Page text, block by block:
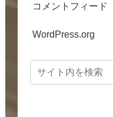
コメントフィード
WordPress.org